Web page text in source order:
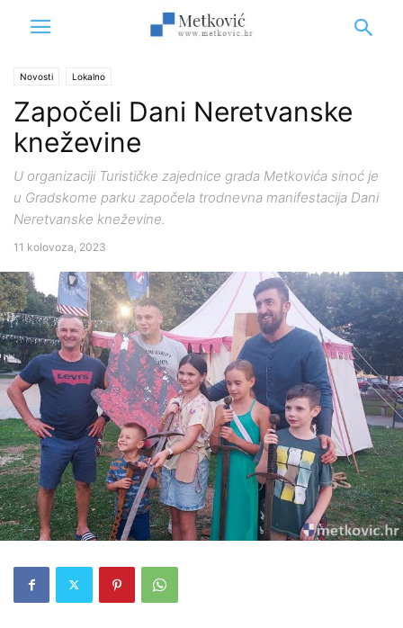
Novosti Lokalno
Započeli Dani Neretvanske
kneževine
U organizaciji Turističke zajednice grada Metkovića sinoć je
u Gradskome parku započela trodnevna manifestacija Dani
Neretvanske kneževine.
11 kolovoza, 2023